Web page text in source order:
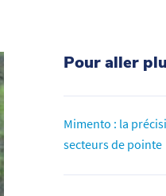
Pour aller
Mimento : la
secteurs de pointe